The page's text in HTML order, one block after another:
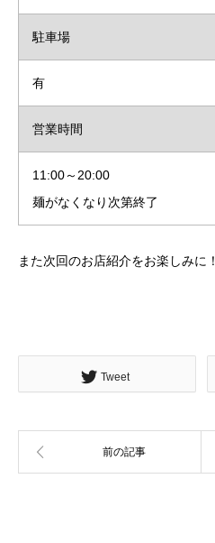
駐車場
有
営業時間
11:00～20:00
麺がなくなり次第終了
また次回のお店紹介をお楽しみに！
Tweet